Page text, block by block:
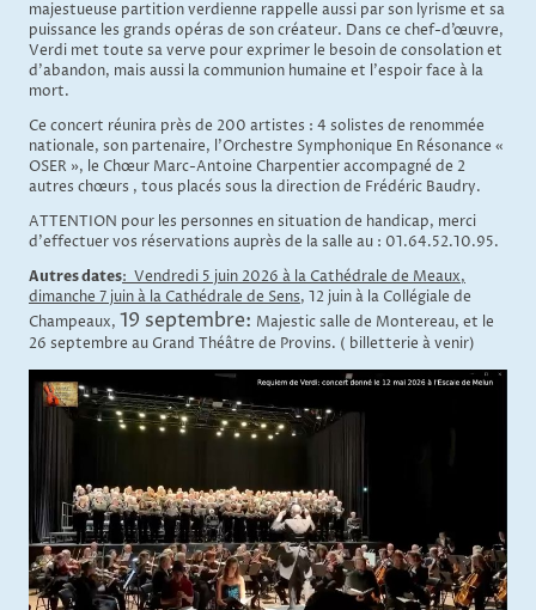
majestueuse partition verdienne rappelle aussi par son lyrisme et sa
puissance les grands opéras de son créateur. Dans ce chef-d’œuvre,
Verdi met toute sa verve pour exprimer le besoin de consolation et
d’abandon, mais aussi la communion humaine et l’espoir face à la
mort.
Ce concert réunira près de 200 artistes : 4 solistes de renommée
nationale, son partenaire, l’Orchestre Symphonique En Résonance «
OSER », le Chœur Marc-Antoine Charpentier accompagné de 2
autres chœurs , tous placés sous la direction de Frédéric Baudry.
ATTENTION pour les personnes en situation de handicap, merci
d’effectuer vos réservations auprès de la salle au : 01.64.52.10.95.
Autres dates:Vendredi 5 juin 2026 à la Cathédrale de Meaux,
dimanche 7 juin à la Cathédrale de Sens, 12 juin à la Collégiale de
Champeaux, 19 septembre: Majestic salle de Montereau, et le
26 septembre au Grand Théâtre de Provins. ( billetterie à venir)